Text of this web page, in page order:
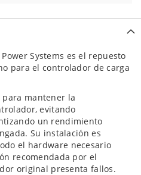
Systems es el repuesto
para el controlador de carga
para mantener la
evitando
un rendimiento
Su instalación es
el hardware necesario
recomendada por el
original presenta fallos.